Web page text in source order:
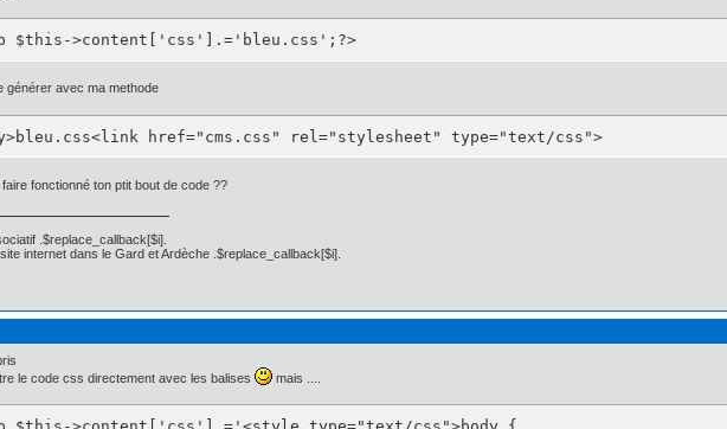
#fff;
#000;
moz-border-radius: 5px 5px 0px 5px;
family: "helvetica neue", helvetica, arial, sans-serif;
size: 14px;
spacing: 1px;
height: 1;
5px 10px 5px 10px;
$this->content['css'].='bleu.css';?>
générer avec ma methode
href="cms.css" rel="stylesheet" type="text/css">
fonctionné ton ptit bout de code ??
.$replace_callback[$i].
internet dans le Gard et Ardèche .$replace_callback[$i].
le code css directement avec les balises
mais ....